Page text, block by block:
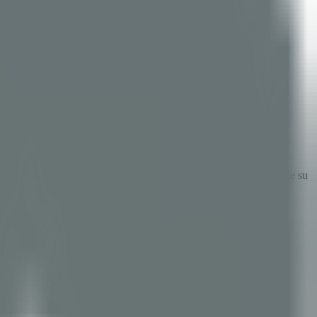
e scansione della supply chain — con mappatura compliance su